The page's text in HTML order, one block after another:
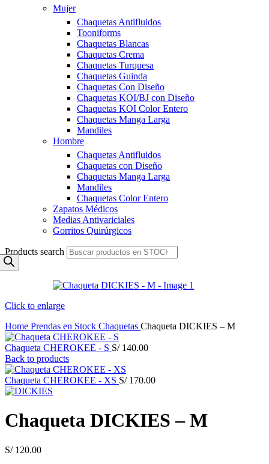
Mujer
Chaquetas Antifluidos
Tooniforms
Chaquetas Blancas
Chaquetas Crema
Chaquetas Turquesa
Chaquetas Guinda
Chaquetas Con Diseño
Chaquetas KOI/BJ con Diseño
Chaquetas KOI Color Entero
Chaquetas Manga Larga
Mandiles
Hombre
Chaquetas Antifluidos
Chaquetas con Diseño
Chaquetas Manga Larga
Mandiles
Chaquetas Color Entero
Zapatos Médicos
Medias Antivariciales
Gorritos Quirúrgicos
Products search
Click to enlarge
Home Prendas en Stock Chaquetas Chaqueta DICKIES – M
Chaqueta CHEROKEE - S S/140.00
Back to products
Chaqueta CHEROKEE - XS S/170.00
Chaqueta DICKIES – M
S/120.00